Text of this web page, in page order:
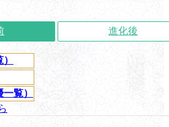
進化後
一覧）